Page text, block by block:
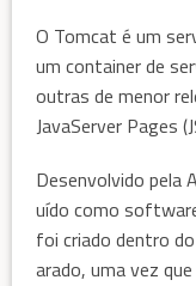
O Tomcat é um
um container de
outras de menor
JavaServer Pages
Desenvolvido pela
uído como
foi criado dentro
arado, uma vez